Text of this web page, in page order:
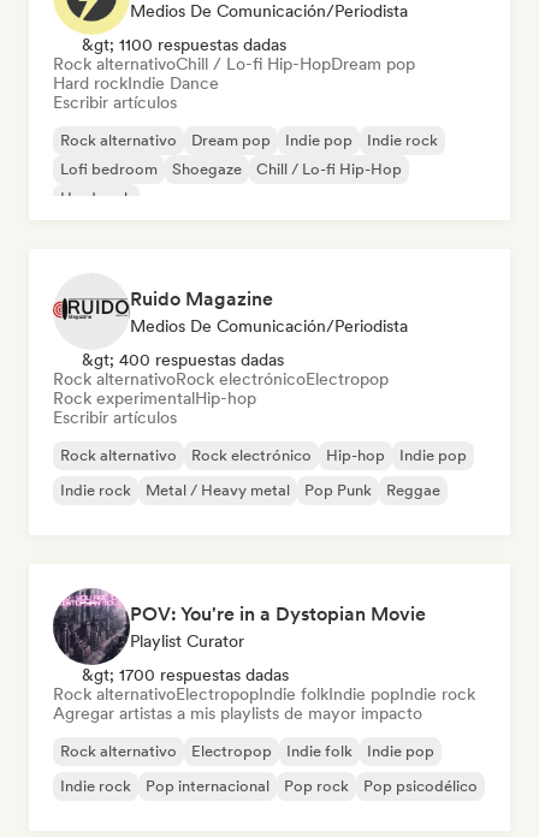
Medios De Comunicación/Periodista
&gt; 1100 respuestas dadas
Rock alternativoChill / Lo-fi Hip-HopDream pop
Hard rockIndie Dance
Escribir artículos
Rock alternativo Dream pop Indie pop
Indie rock
Lofi bedroom
Shoegaze
Chill / Lo-fi Hip-Hop
Hard rock
Ruido Magazine
Medios De Comunicación/Periodista
&gt; 400 respuestas dadas
Rock alternativoRock electrónicoElectropop
Rock experimentalHip-hop
Escribir artículos
Rock alternativo Rock electrónico Hip-hop
Indie pop
Indie rock
Metal / Heavy metal Pop Punk Reggae
POV: You're in a Dystopian Movie
Playlist Curator
&gt; 1700 respuestas dadas
Rock alternativoElectropopIndie folkIndie popIndie rock
Agregar artistas a mis playlists de mayor impacto
Rock alternativo Electropop Indie folk
Indie pop
Indie rock
Pop internacional Pop rock Pop psicodélico